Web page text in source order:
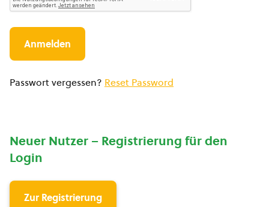
Passwort vergessen? Reset Password
Neuer Nutzer – Registrierung für den
Login
Zur Registrierung